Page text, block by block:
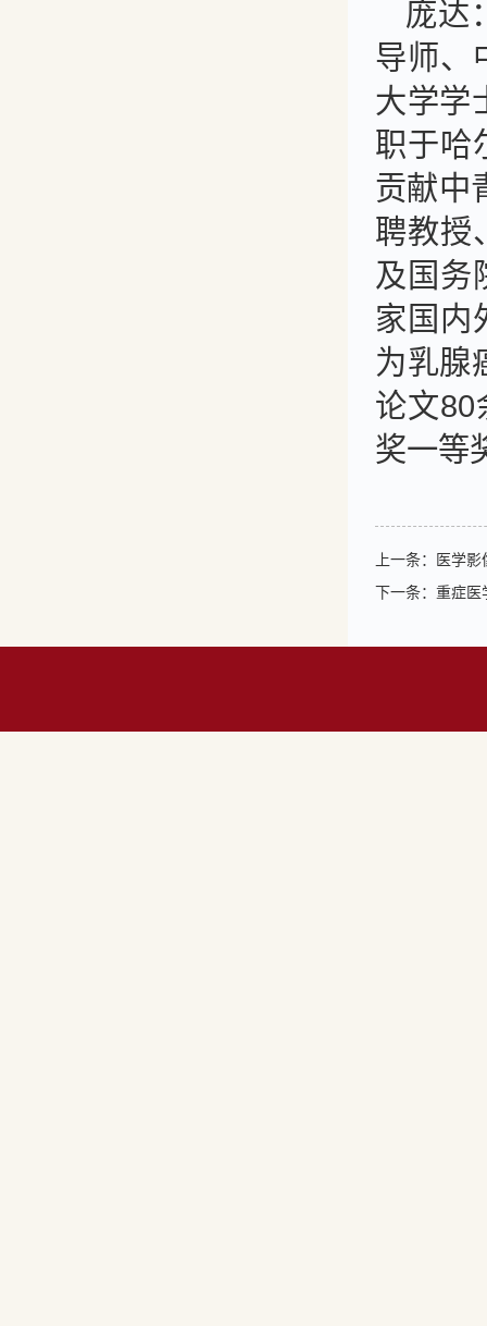
庞达
导师、
大学学
职于哈
贡献中
聘教授
及国务
家国内
为乳腺
论文80
奖一等
上一条：
医学影
下一条： 重症医